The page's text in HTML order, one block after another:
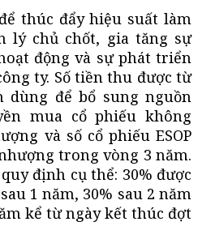
thúc đẩy hiệu suất làm
lý chủ chốt, gia tăng sự
động và sự phát triển
ty. Số tiền thu được từ
để bổ sung nguồn
mua cổ phiếu không
và số cổ phiếu ESOP
trong vòng 3 năm.
định cụ thể: 30% được
1 năm, 30% sau 2 năm
kể từ ngày kết thúc đợt